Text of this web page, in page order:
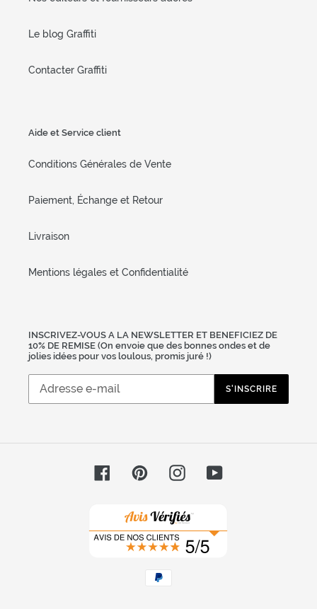
Le blog Graffiti
Contacter Graffiti
Aide et Service client
Conditions Générales de Vente
Paiement, Échange et Retour
Livraison
Mentions légales et Confidentialité
INSCRIVEZ-VOUS A LA NEWSLETTER ET BENEFICIEZ DE
10% DE REMISE (On envoie que des bonnes ondes et de
jolies idées pour vos loulous, promis juré !)
S'INSCRIRE
FacebookPinterestInstagramYouTube
de